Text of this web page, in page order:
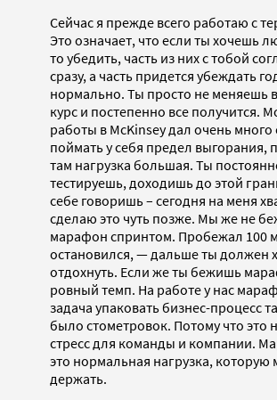
Сейчас я прежде всего работаю с
Это означает, что если ты хочешь
то убедить, часть из них с тобой
сразу, а часть придется убеждать
нормально. Ты просто не меняешь
курс и постепенно все получится.
работы в McKinsey дал очень много
поймать у себя предел выгорания,
там нагрузка большая. Ты
тестируешь, доходишь до этой
себе говоришь – сегодня на меня
сделаю это чуть позже. Мы же не
марафон спринтом. Пробежал 100
остановился, — дальше ты должен
отдохнуть. Если же ты бежишь
ровный темп. На работе у нас
задача упаковать бизнес-процесс
было стометровок. Потому что это
стресс для команды и компании.
это нормальная нагрузка,
держать.